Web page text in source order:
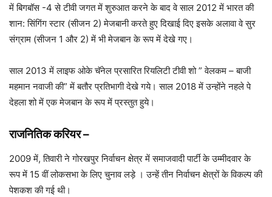
में बिगबॉस -4 से टीवी जगत में शुरुआत करने के बाद वे साल 2012 में भारत की
शान: सिंगिंग स्टार (सीजन 2) मेजबानी करते हुए दिखाई दिए इसके अलावा वे सुर
संग्राम (सीजन 1 और 2) में भी मेजबान के रूप में देखे गए।
साल 2013 में लाइफ ओके चॅनेल प्रसारित रियलिटी टीवी शो ” वेलकम – बाजी
महमान नवाजी की” में बतौर प्रतिभागी देखे गये। साल 2018 में उन्होंने नहले पे
देहला शो में एक मेजबान के रूप में प्रस्तुत हुये।
राजनितिक करियर –
2009 में, तिवारी ने गोरखपुर निर्वाचन क्षेत्र में समाजवादी पार्टी के उम्मीदवार के
रूप में 15 वीं लोकसभा के लिए चुनाव लड़े । उन्हें तीन निर्वाचन क्षेत्रों के विकल्प की
पेशकश की गई थी।